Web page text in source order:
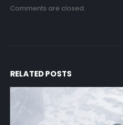
Comments are closed.
RELATEDPOSTS